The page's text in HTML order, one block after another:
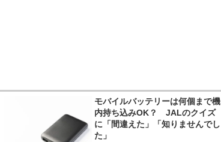
モバイルバッテリーは何個まで機
内持ち込みOK？ JALのクイズ
に「間違えた」「知りませんでし
た」